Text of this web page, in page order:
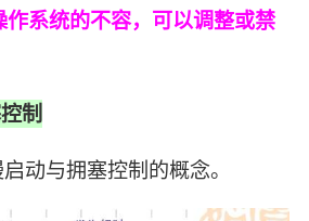
系统的不容，可以调整或禁
制
动与拥塞控制的概念。